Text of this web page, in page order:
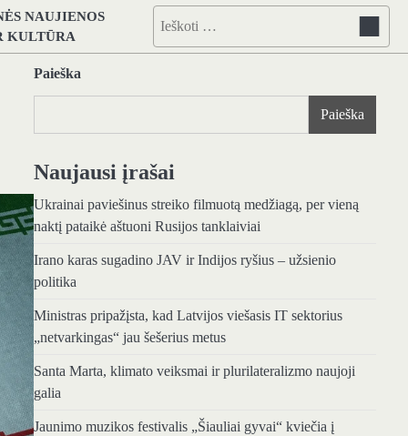
NAUJIENOS
KULTŪRA
Ieškoti:
Paieška
Paieška
Naujausi įrašai
Ukrainai paviešinus streiko filmuotą medžiagą, per vieną
naktį pataikė aštuoni Rusijos tanklaiviai
Irano karas sugadino JAV ir Indijos ryšius – užsienio
politika
Ministras pripažįsta, kad Latvijos viešasis IT sektorius
„netvarkingas“ jau šešerius metus
Santa Marta, klimato veiksmai ir plurilateralizmo naujoji
galia
Jaunimo muzikos festivalis „Šiauliai gyvai“ kviečia į